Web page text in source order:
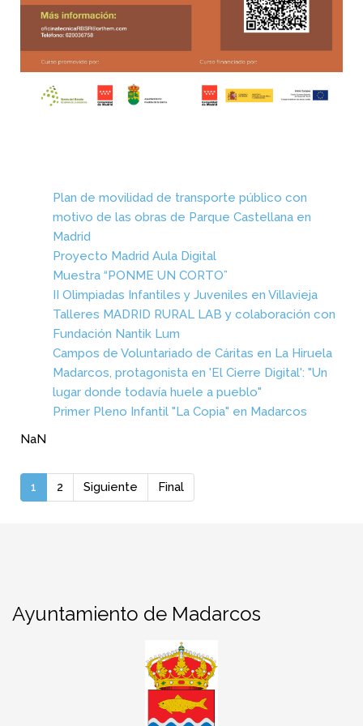
Plan de movilidad de transporte público con
motivo de las obras de Parque Castellana en
Madrid
Proyecto Madrid Aula Digital
Muestra “PONME UN CORTO”
II Olimpiadas Infantiles y Juveniles en Villavieja
Talleres MADRID RURAL LAB y colaboración con
Fundación Nantik Lum
Campos de Voluntariado de Cáritas en La Hiruela
Madarcos, protagonista en 'El Cierre Digital': "Un
lugar donde todavía huele a pueblo"
Primer Pleno Infantil "La Copia" en Madarcos
NaN
1 2 Siguiente Final
Ayuntamiento de Madarcos